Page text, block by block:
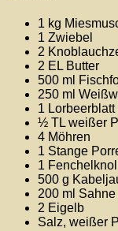
1 kg
1 Zwiebel
2
2 EL Butter
500 ml
250 ml
1 Lorbeerblatt
½ TL weißer
4 Möhren
1 Stange
1
500 g
200 ml Sahne
2 Eigelb
Salz, weißer